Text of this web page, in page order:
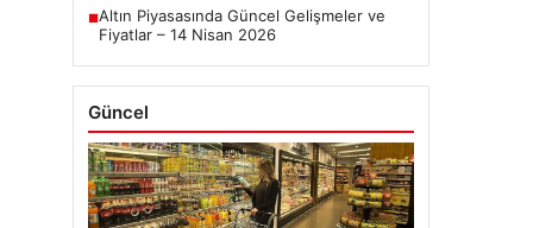
■Altın Piyasasında Güncel Gelişmeler ve
Fiyatlar – 14 Nisan 2026
Güncel